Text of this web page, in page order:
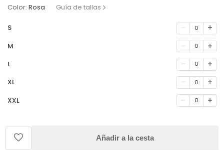
Color: Rosa Guía de tallas
S 0
M 0
L 0
XL 0
XXL 0
Añadir a la cesta